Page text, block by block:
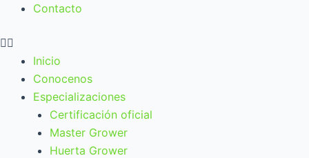
Contacto
Inicio
Conocenos
Especializaciones
Certificación oficial
Master Grower
Huerta Grower